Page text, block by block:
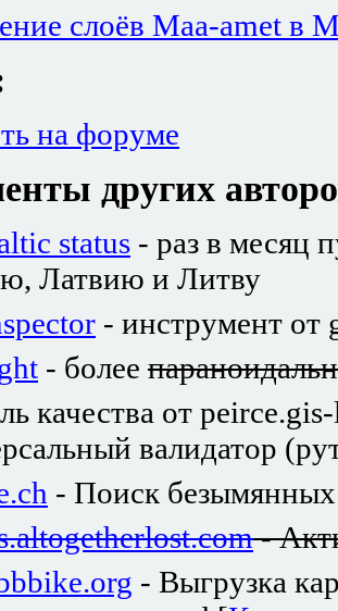
слоёв Maa-amet в
на форуме
других
status - раз в месяц
Латвию и Литву
- инструмент от
- более
качества от
валидатор
- Поиск
-
- Выгрузка